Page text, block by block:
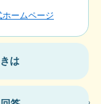
ームページ
は